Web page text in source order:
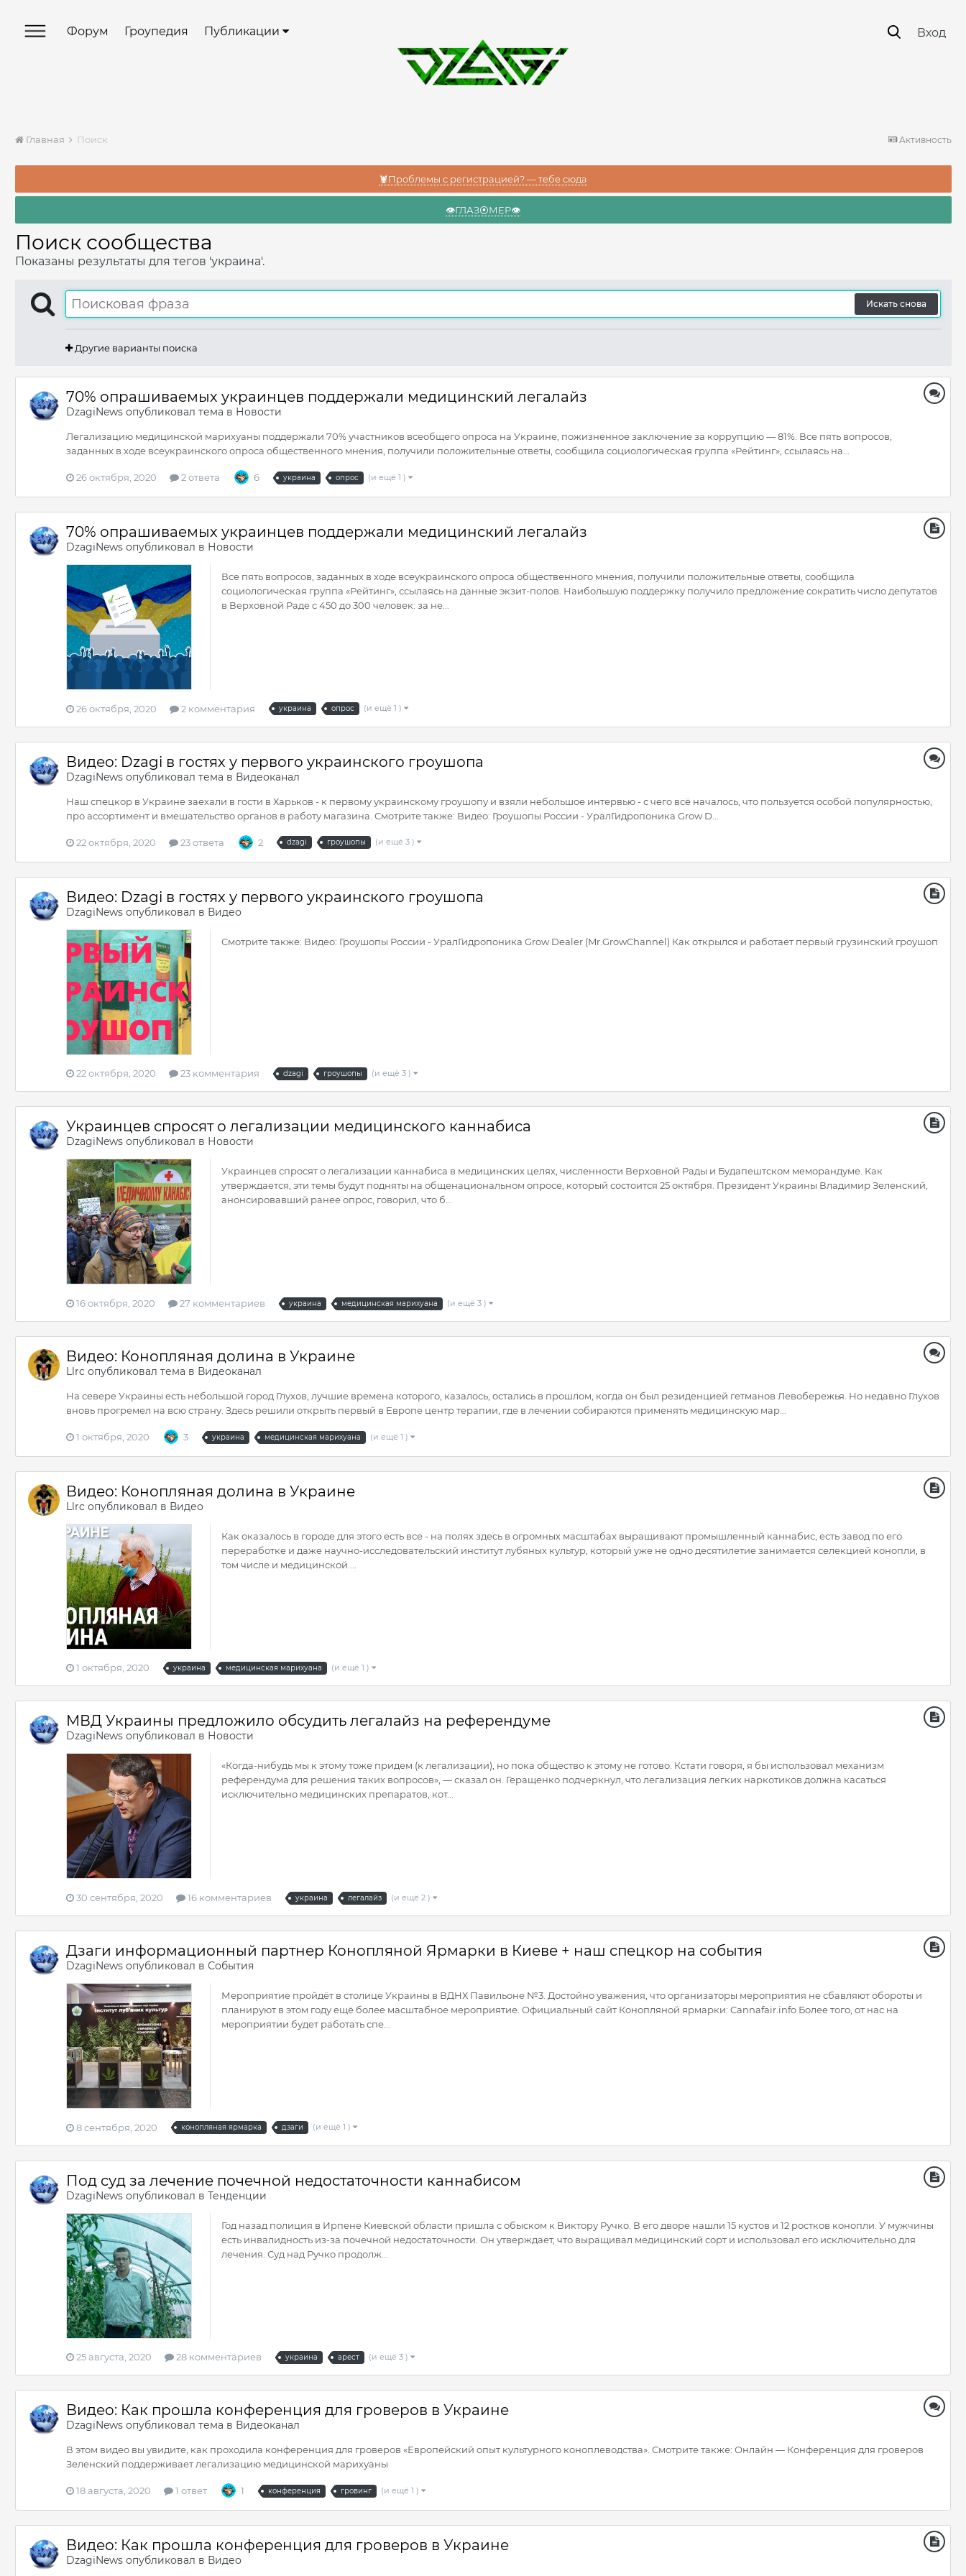
Форум Гроупедия Публикации Вход
Активность
Главная Поиск
🦞Проблемы с регистрацией? — тебе сюда
👁️ГЛАЗ⦿МЕР👁️
Поиск сообщества
Показаны результаты для тегов 'украина'.
Искать снова
Другие варианты поиска
70% опрашиваемых украинцев поддержали медицинский легалайз
DzagiNews опубликовал тема в Новости
Легализацию медицинской марихуаны поддержали 70% участников всеобщего опроса на Украине, пожизненное заключение за коррупцию — 81%. Все пять вопросов,
заданных в ходе всеукраинского опроса общественного мнения, получили положительные ответы, сообщила социологическая группа «Рейтинг», ссылаясь на...
26 октября, 2020 2 ответа 6 украина опрос (и ещё 1 )
70% опрашиваемых украинцев поддержали медицинский легалайз
DzagiNews опубликовал в Новости
Все пять вопросов, заданных в ходе всеукраинского опроса общественного мнения, получили положительные ответы, сообщила
социологическая группа «Рейтинг», ссылаясь на данные экзит-полов. Наибольшую поддержку получило предложение сократить число депутатов
в Верховной Раде с 450 до 300 человек: за не...
26 октября, 2020 2 комментария украина опрос (и ещё 1 )
Видео: Dzagi в гостях у первого украинского гроушопа
DzagiNews опубликовал тема в Видеоканал
Наш спецкор в Украине заехали в гости в Харьков - к первому украинскому гроушопу и взяли небольшое интервью - с чего всё началось, что пользуется особой популярностью,
про ассортимент и вмешательство органов в работу магазина. Смотрите также: Видео: Гроушопы России - УралГидропоника Grow D...
22 октября, 2020 23 ответа 2 dzagi гроушопы (и ещё 3 )
Видео: Dzagi в гостях у первого украинского гроушопа
DzagiNews опубликовал в Видео
Смотрите также: Видео: Гроушопы России - УралГидропоника Grow Dealer (Mr.GrowChannel) Как открылся и работает первый грузинский гроушоп
22 октября, 2020 23 комментария dzagi гроушопы (и ещё 3 )
Украинцев спросят о легализации медицинского каннабиса
DzagiNews опубликовал в Новости
Украинцев спросят о легализации каннабиса в медицинских целях, численности Верховной Рады и Будапештском меморандуме. Как
утверждается, эти темы будут подняты на общенациональном опросе, который состоится 25 октября. Президент Украины Владимир Зеленский,
анонсировавший ранее опрос, говорил, что б...
16 октября, 2020 27 комментариев украина медицинская марихуана (и ещё 3 )
Видео: Конопляная долина в Украине
Llrc опубликовал тема в Видеоканал
На севере Украины есть небольшой город Глухов, лучшие времена которого, казалось, остались в прошлом, когда он был резиденцией гетманов Левобережья. Но недавно Глухов
вновь прогремел на всю страну. Здесь решили открыть первый в Европе центр терапии, где в лечении собираются применять медицинскую мар...
1 октября, 2020 3 украина медицинская марихуана (и ещё 1 )
Видео: Конопляная долина в Украине
Llrc опубликовал в Видео
Как оказалось в городе для этого есть все - на полях здесь в огромных масштабах выращивают промышленный каннабис, есть завод по его
переработке и даже научно-исследовательский институт лубяных культур, который уже не одно десятилетие занимается селекцией конопли, в
том числе и медицинской....
1 октября, 2020 украина медицинская марихуана (и ещё 1 )
МВД Украины предложило обсудить легалайз на референдуме
DzagiNews опубликовал в Новости
«Когда-нибудь мы к этому тоже придем (к легализации), но пока общество к этому не готово. Кстати говоря, я бы использовал механизм
референдума для решения таких вопросов», — сказал он. Геращенко подчеркнул, что легализация легких наркотиков должна касаться
исключительно медицинских препаратов, кот...
30 сентября, 2020 16 комментариев украина легалайз (и ещё 2 )
Дзаги информационный партнер Конопляной Ярмарки в Киеве + наш спецкор на события
DzagiNews опубликовал в События
Мероприятие пройдёт в столице Украины в ВДНХ Павильоне №3. Достойно уважения, что организаторы мероприятия не сбавляют обороты и
планируют в этом году ещё более масштабное мероприятие. Официальный сайт Конопляной ярмарки: Cannafair.info Более того, от нас на
мероприятии будет работать спе...
8 сентября, 2020 конопляная ярмарка дзаги (и ещё 1 )
Под суд за лечение почечной недостаточности каннабисом
DzagiNews опубликовал в Тенденции
Год назад полиция в Ирпене Киевской области пришла с обыском к Виктору Ручко. В его дворе нашли 15 кустов и 12 ростков конопли. У мужчины
есть инвалидность из-за почечной недостаточности. Он утверждает, что выращивал медицинский сорт и использовал его исключительно для
лечения. Суд над Ручко продолж...
25 августа, 2020 28 комментариев украина арест (и ещё 3 )
Видео: Как прошла конференция для гроверов в Украине
DzagiNews опубликовал тема в Видеоканал
В этом видео вы увидите, как проходила конференция для гроверов «Европейский опыт культурного коноплеводства». Смотрите также: Онлайн — Конференция для гроверов
Зеленский поддерживает легализацию медицинской марихуаны
18 августа, 2020 1 ответ 1 конференция гровинг (и ещё 1 )
Видео: Как прошла конференция для гроверов в Украине
DzagiNews опубликовал в Видео